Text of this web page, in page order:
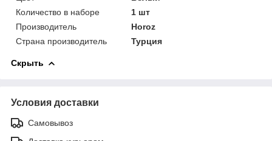
Количество в наборе
1 шт
Производитель
Horoz
Страна производитель
Турция
Скрыть
Условия доставки
Самовывоз